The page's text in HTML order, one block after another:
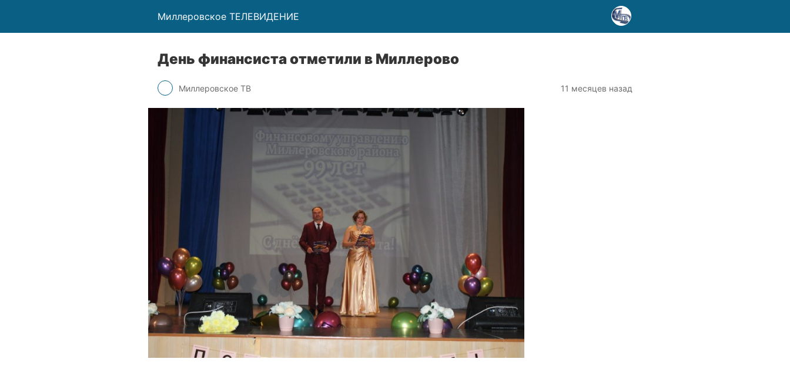
Миллеровское ТЕЛЕВИДЕНИЕ
День финансиста отметили в Миллерово
Миллеровское ТВ 11 месяцев назад